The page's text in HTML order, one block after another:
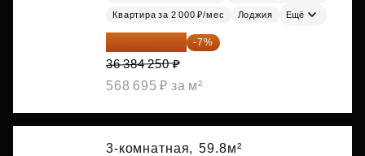
Квартира за 2 000 ₽/мес Лоджия Ещё
33 837 353 ₽ -7%
36 384 250 ₽
568 695 ₽ за м²
3-комнатная, 59.8м²